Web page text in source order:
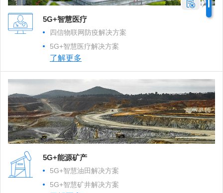
5G+智慧医疗
四信物联网防疫解决方案
5G+智慧医疗解决方案
了解更多
5G+能源矿产
5G+智慧油田解决方案
5G+智慧矿井解决方案